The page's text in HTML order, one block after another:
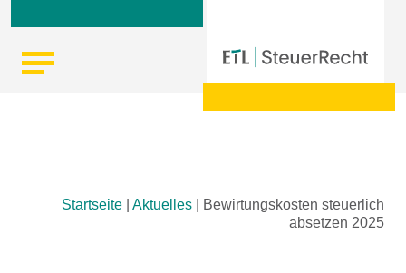
Startseite Aktuelles
Bewirtungskosten steuerlich
absetzen 2025